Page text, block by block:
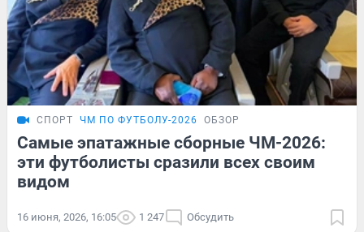
СПОРТ ЧМ ПО ФУТБОЛУ-2026 ОБЗОР
Самые эпатажные сборные ЧМ-2026:
эти футболисты сразили всех своим
видом
16 июня, 2026, 16:05 1 247 Обсудить